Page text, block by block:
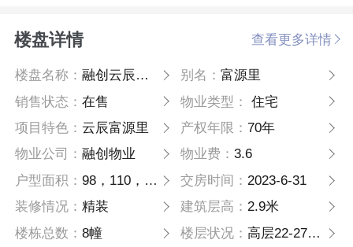
楼盘详情 查看更多详情
楼盘名称：融创云辰富源里 别名： 富源里
销售状态：在售 物业类型：
住宅
项目特色： 云辰富源里 产权年限： 70年
物业公司：融创物业 物业费： 3.6
户型面积：98，110，135 交房时间： 2023-6-31
装修情况：精装 建筑层高： 2.9米
楼栋总数：8幢 楼层状况： 高层22-27层 洋房8-11层